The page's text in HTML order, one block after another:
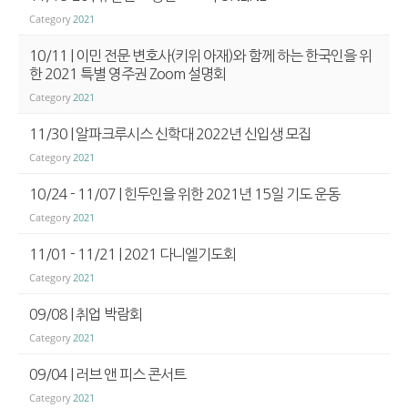
Category2021
10/11 | 이민 전문 변호사(키위 아재)와 함께 하는 한국인을 위
한 2021 특별 영주권 Zoom 설명회
Category2021
11/30 | 알파크루시스 신학대 2022년 신입생 모집
Category2021
10/24 - 11/07 | 힌두인을 위한 2021년 15일 기도 운동
Category2021
11/01 - 11/21 | 2021 다니엘기도회
Category2021
09/08 | 취업 박람회
Category2021
09/04 | 러브 앤 피스 콘서트
Category2021